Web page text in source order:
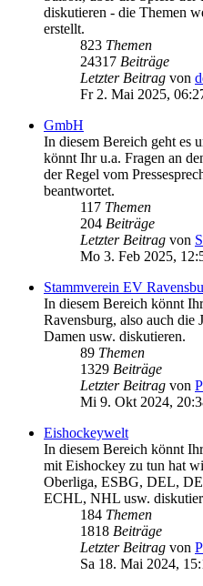
diskutieren - die Themen
erstellt.
823 Themen
24317 Beiträge
Letzter Beitrag von
Fr 2. Mai 2025,
GmbH
In diesem Bereich geht es
könnt Ihr u.a. Fragen an
der Regel vom
beantwortet.
117 Themen
204 Beiträge
Letzter Beitrag von
Mo 3. Feb 2025,
Stammverein EV
In diesem Bereich könnt
Ravensburg, also auch die
Damen usw. diskutieren.
89 Themen
1329 Beiträge
Letzter Beitrag von
Mi 9. Okt 2024,
Eishockeywelt
In diesem Bereich könnt
mit Eishockey zu tun hat
Oberliga, ESBG, DEL,
ECHL, NHL usw.
184 Themen
1818 Beiträge
Letzter Beitrag von
Sa 18. Mai 2024,